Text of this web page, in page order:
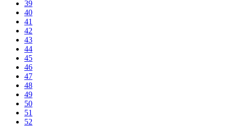
39
40
41
42
43
44
45
46
47
48
49
50
51
52